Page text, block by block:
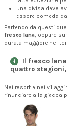
Una divisa deve
essere comoda
Partendo da questi
fresco lana, oppure su
durata maggiore nel
Il fresco lana
quattro
Nei resort e nei
rinunciare alla giacca